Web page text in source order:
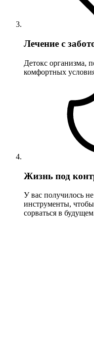
Лечение с
Детокс организма,
комфортных
Жизнь под
У вас получилось не
инструменты,
сорваться в